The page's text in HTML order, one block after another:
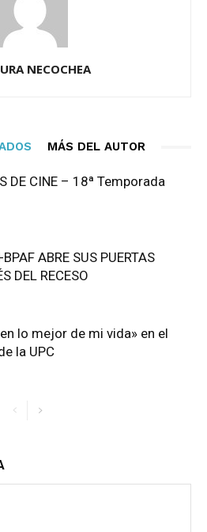
NECOCHEA
MÁS DEL AUTOR
DE CINE – 18ª Temporada
ABRE SUS PUERTAS
DEL RECESO
lo mejor de mi vida» en el
la UPC